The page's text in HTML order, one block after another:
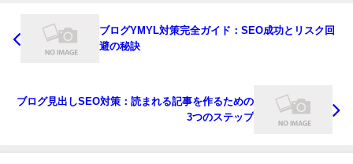
ブログYMYL対策完全ガイド：SEO成功とリスク回
避の秘訣
ブログ見出しSEO対策：読まれる記事を作るための
3つのステップ